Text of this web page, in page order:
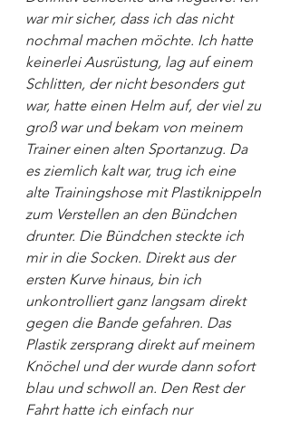
war mir sicher, dass ich das nicht
nochmal machen möchte. Ich hatte
keinerlei Ausrüstung, lag auf einem
Schlitten, der nicht besonders gut
war, hatte einen Helm auf, der viel zu
groß war und bekam von meinem
Trainer einen alten Sportanzug. Da
es ziemlich kalt war, trug ich eine
alte Trainingshose mit Plastiknippeln
zum Verstellen an den Bündchen
drunter. Die Bündchen steckte ich
mir in die Socken. Direkt aus der
ersten Kurve hinaus, bin ich
unkontrolliert ganz langsam direkt
gegen die Bande gefahren. Das
Plastik zersprang direkt auf meinem
Knöchel und der wurde dann sofort
blau und schwoll an. Den Rest der
Fahrt hatte ich einfach nur